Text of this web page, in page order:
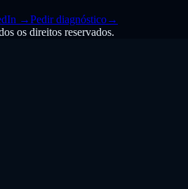
→Pedir diagnóstico→
os direitos reservados.